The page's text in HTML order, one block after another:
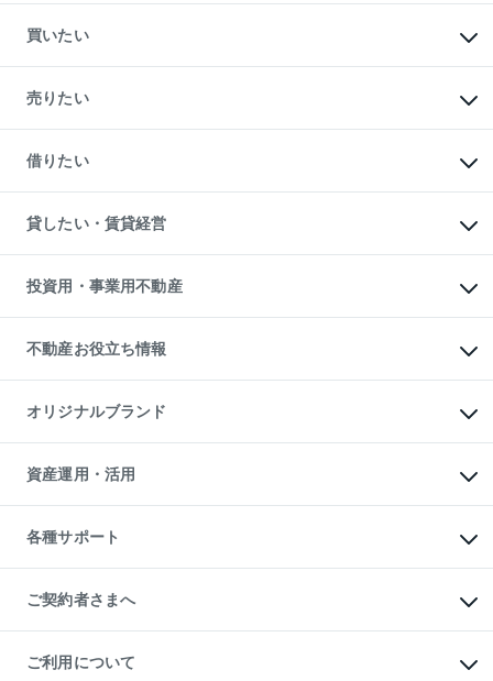
買いたい
新築・分譲マンションの購入
中古マンションの購入
一戸建ての購入
中古一戸建ての購入
不動産購入の流れ
注目キーワード物件特集
購入ガイド
English 繁体中文簡体中文
売りたい
一戸建ての売却・査定
土地の売却・査定
スピードAI査定
不動産査定について
不動産売却の流れ
不動産買換えの流れ
売却ガイド
借りたい
オフィス・店舗の賃貸
借りるときの流れ
借りるガイド
貸したい・賃貸経営
マンション賃料データ
賃貸管理プラン
リロケーションについて
貸すガイド
投資用・事業用不動産
事業用不動産
マンション投資
投資用マンション
アパート経営
収益物件
ビル購入（ビル一棟）
投資用不動産の売却査定
事業用不動産の売却査定
不動産お役立ち情報
マンションライブラリー
人気マンションランキング
暮らしに役立つ不動産メディア
不動産相場・不動産価格情報
不動産コラム・ニュース
不動産用語集
不動産なんでもネット相談室
住まいの税金
オリジナルブランド
一棟リノベーションマンション
L`GENTE（ルジェンテ）
区分リノベーションマンション
投資用一棟レジデンスWELL
不動産小口投資
LEGACIA（レガシア）
資産運用・活用
不動産M&A
アセットマネジメント・出資
各種サポート
相続サポート
リフォームサポート
ご契約者さまへ
ご紹介・再契約特典
入居者様専用-各種ご案内（賃貸）
ご利用について